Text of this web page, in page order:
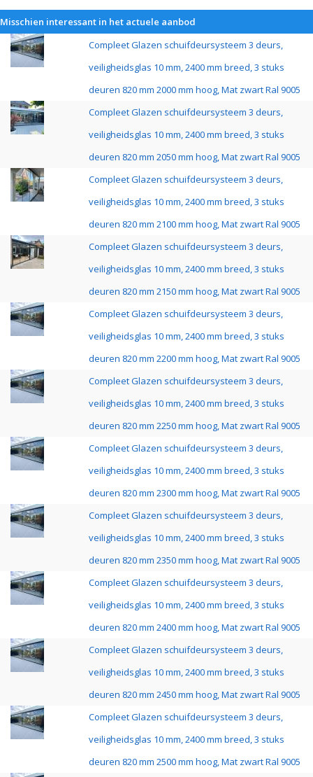
Misschien interessant in het actuele aanbod
Compleet Glazen schuifdeursysteem 3 deurs,
veiligheidsglas 10 mm, 2400 mm breed, 3 stuks
deuren 820 mm 2000 mm hoog, Mat zwart Ral 9005
Compleet Glazen schuifdeursysteem 3 deurs,
veiligheidsglas 10 mm, 2400 mm breed, 3 stuks
deuren 820 mm 2050 mm hoog, Mat zwart Ral 9005
Compleet Glazen schuifdeursysteem 3 deurs,
veiligheidsglas 10 mm, 2400 mm breed, 3 stuks
deuren 820 mm 2100 mm hoog, Mat zwart Ral 9005
Compleet Glazen schuifdeursysteem 3 deurs,
veiligheidsglas 10 mm, 2400 mm breed, 3 stuks
deuren 820 mm 2150 mm hoog, Mat zwart Ral 9005
Compleet Glazen schuifdeursysteem 3 deurs,
veiligheidsglas 10 mm, 2400 mm breed, 3 stuks
deuren 820 mm 2200 mm hoog, Mat zwart Ral 9005
Compleet Glazen schuifdeursysteem 3 deurs,
veiligheidsglas 10 mm, 2400 mm breed, 3 stuks
deuren 820 mm 2250 mm hoog, Mat zwart Ral 9005
Compleet Glazen schuifdeursysteem 3 deurs,
veiligheidsglas 10 mm, 2400 mm breed, 3 stuks
deuren 820 mm 2300 mm hoog, Mat zwart Ral 9005
Compleet Glazen schuifdeursysteem 3 deurs,
veiligheidsglas 10 mm, 2400 mm breed, 3 stuks
deuren 820 mm 2350 mm hoog, Mat zwart Ral 9005
Compleet Glazen schuifdeursysteem 3 deurs,
veiligheidsglas 10 mm, 2400 mm breed, 3 stuks
deuren 820 mm 2400 mm hoog, Mat zwart Ral 9005
Compleet Glazen schuifdeursysteem 3 deurs,
veiligheidsglas 10 mm, 2400 mm breed, 3 stuks
deuren 820 mm 2450 mm hoog, Mat zwart Ral 9005
Compleet Glazen schuifdeursysteem 3 deurs,
veiligheidsglas 10 mm, 2400 mm breed, 3 stuks
deuren 820 mm 2500 mm hoog, Mat zwart Ral 9005